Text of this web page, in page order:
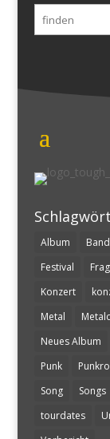
Suchen
nach:
Album Band
Festival
Konzert
Metal
Neues Album
Punk
Song
Songs
tourdates